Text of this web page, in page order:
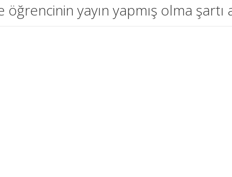
yayın yapmış olma şartı